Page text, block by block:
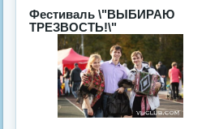
Фестиваль \"ВЫБИРАЮ
ТРЕЗВОСТЬ!\"